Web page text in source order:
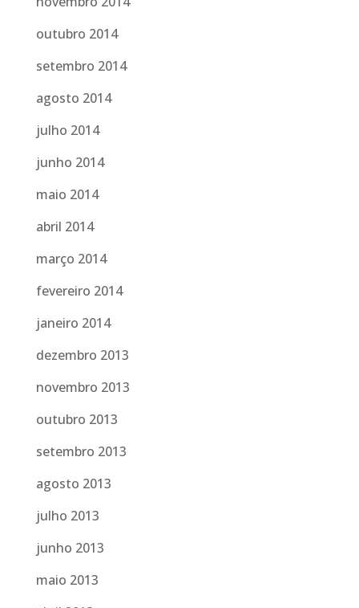
outubro 2014
setembro 2014
agosto 2014
julho 2014
junho 2014
maio 2014
abril 2014
março 2014
fevereiro 2014
janeiro 2014
dezembro 2013
novembro 2013
outubro 2013
setembro 2013
agosto 2013
julho 2013
junho 2013
maio 2013